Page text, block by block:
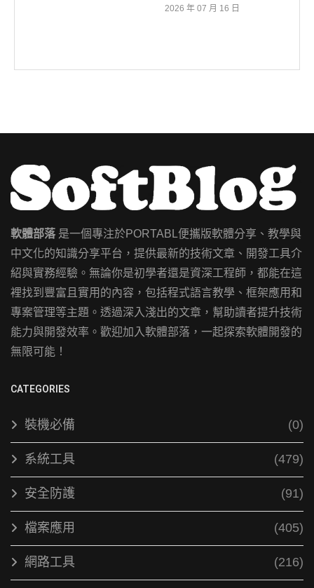
2026 年 07 月 16 日
軟體部落是一個專注於PORTABL便攜版軟體分享、教學與
中文化的知識分享平台，提供最新的技術文章、開發工具介
紹與實務經驗。無論你是初學者還是資深工程師，都能在這
裡找到豐富且實用的內容，包括程式語言教學、框架應用和
專案管理等主題。透過深入淺出的文章，幫助讀者提升技術
能力與開發效率。歡迎加入軟體部落，一起探索軟體開發的
無限可能！
CATEGORIES
裝機必備 (0)
系統工具 (479)
安全防護 (91)
檔案應用 (405)
網路工具 (216)